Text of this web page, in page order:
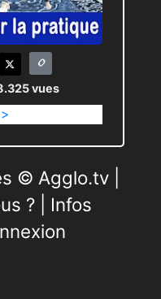
vues
>
© Agglo.tv |
?| Infos